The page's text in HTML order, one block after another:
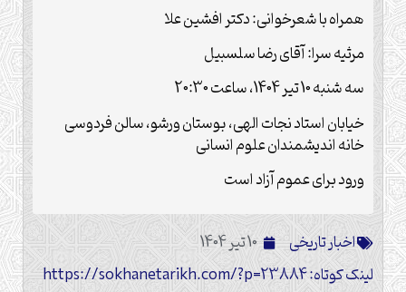
همراه با شعرخوانی: دکتر افشین علا
مرثیه سرا: آقای رضا سلسبیل
سه شنبه 10 تیر 1404، ساعت 20:30
خیابان استاد نجات الهی، بوستان ورشو، سالن فردوسی
خانه اندیشمندان علوم انسانی
ورود برای عموم آزاد است
اخبار تاریخی
10 تیر 1404
لینک کوتاه: https://sokhanetarikh.com/?p=23884